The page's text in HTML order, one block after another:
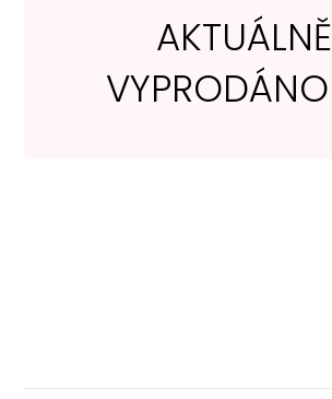
AKTUÁLNĚ
VYPRODÁNO